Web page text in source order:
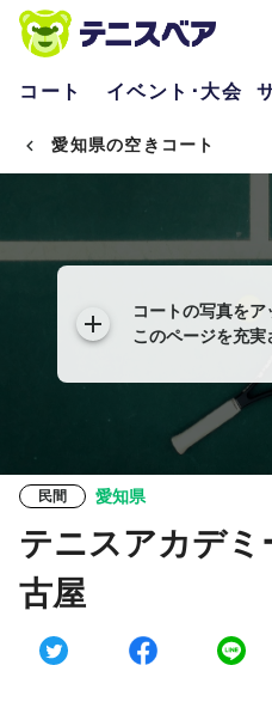
コート イベント･大会
愛知県の空きコート
コートの写真をア
このページを充実
民間 愛知県
テニスアカデ
古屋